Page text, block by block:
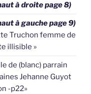
à droite page 8)
à gauche page 9)
Truchon femme de
illisible »
de (blanc) parrain
Jehanne Guyot
-p22»